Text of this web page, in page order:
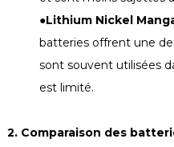
●Lithium Nickel
batteries offrent une
sont souvent utilisées
est limité.
2. Comparaison des